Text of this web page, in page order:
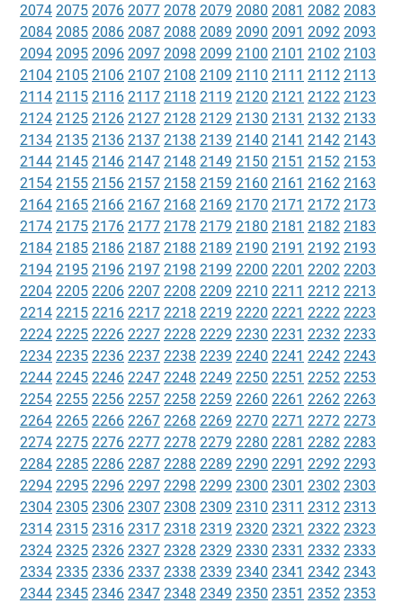
2074 2075 2076 2077 2078 2079 2080 2081 2082 2083
2084 2085 2086 2087 2088 2089 2090 2091 2092 2093
2094 2095 2096 2097 2098 2099 2100 2101 2102 2103
2104 2105 2106 2107 2108 2109 2110 2111 2112 2113
2114 2115 2116 2117 2118 2119 2120 2121 2122 2123
2124 2125 2126 2127 2128 2129 2130 2131 2132 2133
2134 2135 2136 2137 2138 2139 2140 2141 2142 2143
2144 2145 2146 2147 2148 2149 2150 2151 2152 2153
2154 2155 2156 2157 2158 2159 2160 2161 2162 2163
2164 2165 2166 2167 2168 2169 2170 2171 2172 2173
2174 2175 2176 2177 2178 2179 2180 2181 2182 2183
2184 2185 2186 2187 2188 2189 2190 2191 2192 2193
2194 2195 2196 2197 2198 2199 2200 2201 2202 2203
2204 2205 2206 2207 2208 2209 2210 2211 2212 2213
2214 2215 2216 2217 2218 2219 2220 2221 2222 2223
2224 2225 2226 2227 2228 2229 2230 2231 2232 2233
2234 2235 2236 2237 2238 2239 2240 2241 2242 2243
2244 2245 2246 2247 2248 2249 2250 2251 2252 2253
2254 2255 2256 2257 2258 2259 2260 2261 2262 2263
2264 2265 2266 2267 2268 2269 2270 2271 2272 2273
2274 2275 2276 2277 2278 2279 2280 2281 2282 2283
2284 2285 2286 2287 2288 2289 2290 2291 2292 2293
2294 2295 2296 2297 2298 2299 2300 2301 2302 2303
2304 2305 2306 2307 2308 2309 2310 2311 2312 2313
2314 2315 2316 2317 2318 2319 2320 2321 2322 2323
2324 2325 2326 2327 2328 2329 2330 2331 2332 2333
2334 2335 2336 2337 2338 2339 2340 2341 2342 2343
2344 2345 2346 2347 2348 2349 2350 2351 2352 2353